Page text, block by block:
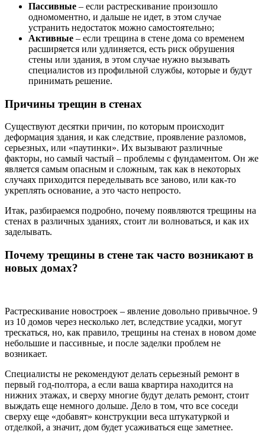
Пассивные – если растрескивание произошло
одномоментно, и дальше не идет, в этом случае
устранить недостаток можно самостоятельно;
Активные – если трещина в стене дома со временем
расширяется или удлиняется, есть риск обрушения
стены или здания, в этом случае нужно вызывать
специалистов из профильной службы, которые и будут
принимать решение.
Причины трещин в стенах
Существуют десятки причин, по которым происходит
деформация здания, и как следствие, проявление разломов,
серьезных, или «паутинки». Их вызывают различные
факторы, но самый частый – проблемы с фундаментом. Он же
является самым опасным и сложным, так как в некоторых
случаях приходится переделывать все заново, или как-то
укреплять основание, а это часто непросто.
Итак, разбираемся подробно, почему появляются трещины на
стенах в различных зданиях, стоит ли волноваться, и как их
заделывать.
Почему трещины в стене так часто возникают в
новых домах?
Растрескивание новостроек – явление довольно привычное. 9
из 10 домов через несколько лет, вследствие усадки, могут
трескаться, но, как правило, трещины на стенах в новом доме
небольшие и пассивные, и после заделки проблем не
возникает.
Специалисты не рекомендуют делать серьезный ремонт в
первый год-полтора, а если ваша квартира находится на
нижних этажах, и сверху многие будут делать ремонт, стоит
выждать еще немного дольше. Дело в том, что все соседи
сверху еще «добавят» конструкции веса штукатуркой и
отделкой, а значит, дом будет усаживаться еще заметнее.